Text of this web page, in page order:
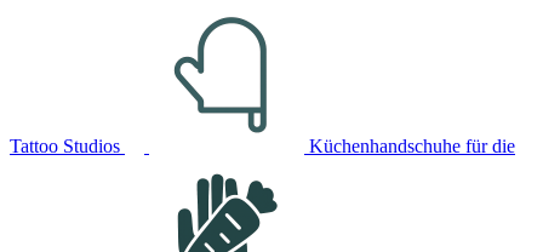
Tattoo Studios Küchenhandschuhe für die